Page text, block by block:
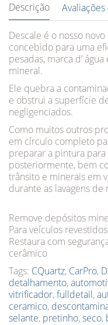
Descrição Avaliações
Descale é o nosso
concebido para uma
pesadas, marca d’
mineral.
Ele quebra a
e obstrui a superfície
negligenciados.
Como muitos outros
em círculo completo
preparar a pintura
posteriormente, bem
trânsito e minerais em
durante as lavagens
Remove depósitos
Para veículos
Restaura com
cerâmico
Tags: CQuartz, CarPro,
detalhamento,
vitrificador,fulldetail,
ceramico,
selante, pretinho,seco,